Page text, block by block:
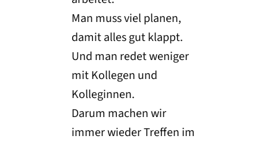
Man muss viel planen,
damit alles gut klappt.
Und man redet weniger
mit Kollegen und
Kolleginnen.
Darum machen wir
immer wieder Treffen im